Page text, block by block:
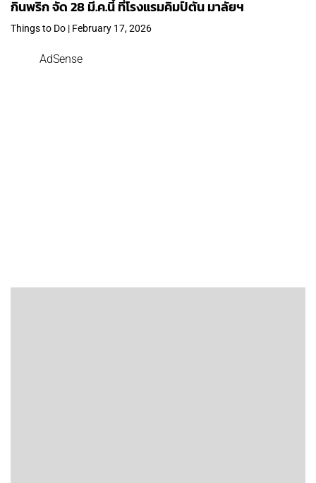
กินพริก จัด 28 มี.ค.นี้ ที่โรงแรมคิมป์ตัน มาลัยฯ
Things to Do | February 17, 2026
AdSense